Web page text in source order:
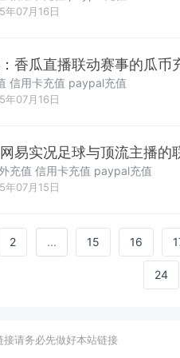
年07月16日
香瓜直播联动赛事的瓜币
信用卡充值 paypal充值
年07月16日
易实况足球与顶流主播的
充值 信用卡充值 paypal充值
年07月15日
2 ... 15 16
24
接请务必先做好本站链接